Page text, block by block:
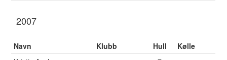
2007
Navn Klubb Hull
Kølle